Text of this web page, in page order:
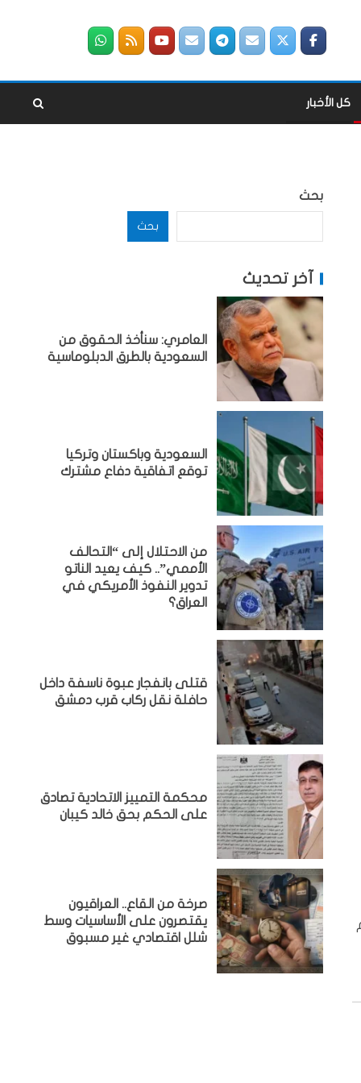
كل الأخبار
بحث
بحث
آخر تحديث
العامري: سنأخذ الحقوق من
السعودية بالطرق الدبلوماسية
السعودية وباكستان وتركيا
توقع اتفاقية دفاع مشترك
من الاحتلال إلى “التحالف
الأممي”.. كيف يعيد الناتو
تدوير النفوذ الأمريكي في
العراق؟
قتلى بانفجار عبوة ناسفة داخل
حافلة نقل ركاب قرب دمشق
محكمة التمييز الاتحادية تصادق
على الحكم بحق خالد كيبان
صرخة من القاع.. العراقيون
يقتصرون على الأساسيات وسط
شلل اقتصادي غير مسبوق